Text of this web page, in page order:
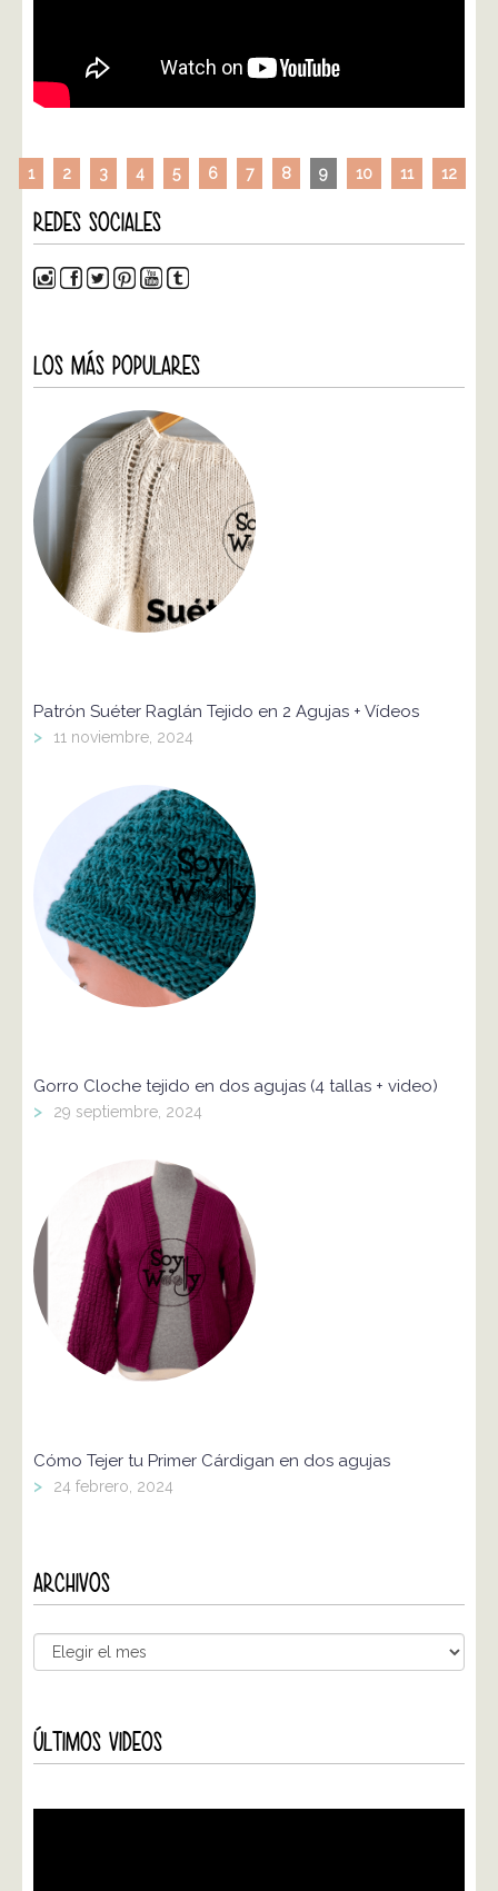
1 2 3 4 5 6 7 8 9 10 11 12
REDES SOCIALES
LOS MÁS POPULARES
Patrón Suéter Raglán Tejido en 2 Agujas + Vídeos
> 11 noviembre, 2024
Gorro Cloche tejido en dos agujas (4 tallas + video)
> 29 septiembre, 2024
Cómo Tejer tu Primer Cárdigan en dos agujas
> 24 febrero, 2024
ARCHIVOS
ÚLTIMOS VIDEOS